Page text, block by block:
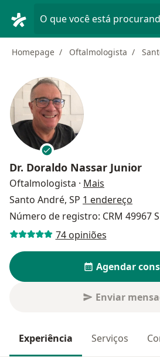
O que você está
Homepage Oftalmologista
Dr. Doraldo Nassar Junior
Oftalmologista · Mais
Santo André, SP 1 endereço
Número de registro: CRM 49967
74 opiniões
Agendar
Enviar
Experiência Serviços